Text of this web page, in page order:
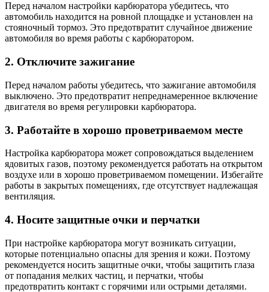
Перед началом настройки карбюратора убедитесь, что
автомобиль находится на ровной площадке и установлен на
стояночный тормоз. Это предотвратит случайное движение
автомобиля во время работы с карбюратором.
2. Отключите зажигание
Перед началом работы убедитесь, что зажигание автомобиля
выключено. Это предотвратит непреднамеренное включение
двигателя во время регулировки карбюратора.
3. Работайте в хорошо проветриваемом месте
Настройка карбюратора может сопровождаться выделением
ядовитых газов, поэтому рекомендуется работать на открытом
воздухе или в хорошо проветриваемом помещении. Избегайте
работы в закрытых помещениях, где отсутствует надлежащая
вентиляция.
4. Носите защитные очки и перчатки
При настройке карбюратора могут возникать ситуации,
которые потенциально опасны для зрения и кожи. Поэтому
рекомендуется носить защитные очки, чтобы защитить глаза
от попадания мелких частиц, и перчатки, чтобы
предотвратить контакт с горячими или острыми деталями.